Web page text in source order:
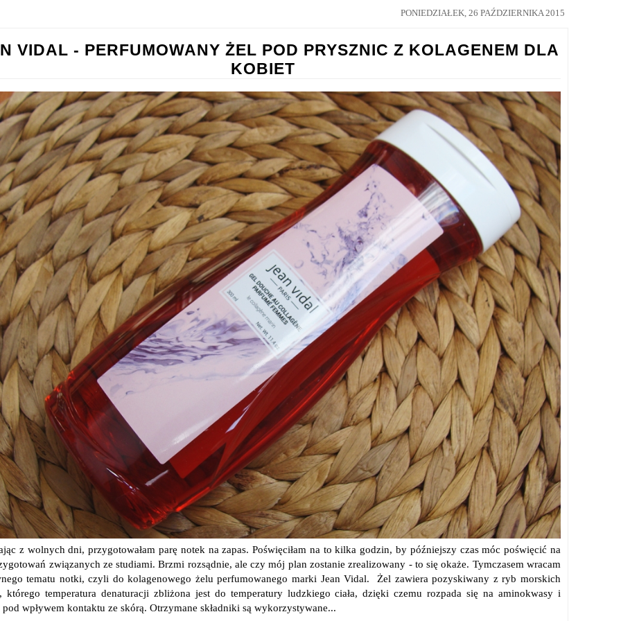
PONIEDZIAŁEK, 26 PAŹDZIERNIKA 2015
VIDAL - PERFUMOWANY ŻEL POD PRYSZNIC Z KOLAGENEM DLA
KOBIET
z wolnych dni, przygotowałam parę notek na zapas. Poświęciłam na to kilka godzin, by późniejszy czas móc poświęcić na
związanych ze studiami. Brzmi rozsądnie, ale czy mój plan zostanie zrealizowany - to się okaże. Tymczasem wracam
tematu notki, czyli do kolagenowego żelu perfumowanego marki Jean Vidal. Żel zawiera pozyskiwany z ryb morskich
którego temperatura denaturacji zbliżona jest do temperatury ludzkiego ciała, dzięki czemu rozpada się na aminokwasy i
wpływem kontaktu ze skórą. Otrzymane składniki są wykorzystywane...